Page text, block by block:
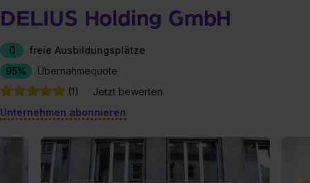
DELIUS Holding GmbH
0
freie Ausbildungsplätze
95%
Übernahmequote
(1)
Jetzt bewerten
Unternehmen abonnieren